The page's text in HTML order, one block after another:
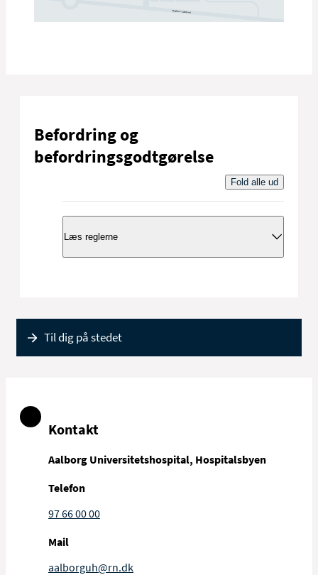
Befordring og
befordringsgodtgørelse
Fold alle ud
Læs reglerne
bevilget befordring eller få udbetalt
befordringsgodtgørelse, hvis du opfylder
reglerne for det.
Til dig på stedet
Kontakt
Aalborg Universitetshospital, Hospitalsbyen
Telefon
97 66 00 00
Mail
aalborguh@rn.dk